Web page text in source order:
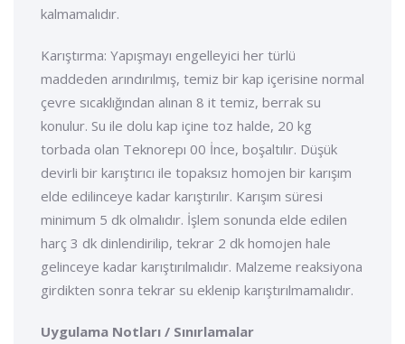
kalmamalıdır.
Karıştırma: Yapışmayı engelleyici her türlü
maddeden arındırılmış, temiz bir kap içerisine normal
çevre sıcaklığından alınan 8 it temiz, berrak su
konulur. Su ile dolu kap içine toz halde, 20 kg
torbada olan Teknorepı 00 İnce, boşaltılır. Düşük
devirli bir karıştırıcı ile topaksız homojen bir karışım
elde edilinceye kadar karıştırılır. Karışım süresi
minimum 5 dk olmalıdır. İşlem sonunda elde edilen
harç 3 dk dinlendirilip, tekrar 2 dk homojen hale
gelinceye kadar karıştırılmalıdır. Malzeme reaksiyona
girdikten sonra tekrar su eklenip karıştırılmamalıdır.
Uygulama Notları / Sınırlamalar